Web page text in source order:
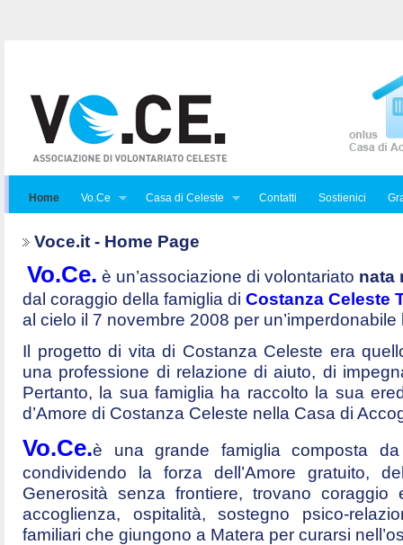
Home Vo.Ce Casa di Celeste Contatti Sostienici
Voce.it - Home Page
Vo.Ce. è un’associazione di volontariato nata
dal coraggio della famiglia di Costanza Celeste
al cielo il 7 novembre 2008 per
Il progetto di vita di Costanza Celeste era
una professione di relazione di aiuto, di
Pertanto, la sua famiglia ha raccolto la sua
d’Amore di Costanza Celeste nella Casa di
Vo.Ce.è una grande famiglia composta
condividendo la forza dell’Amore gratuito,
Generosità senza frontiere, trovano
accoglienza, ospitalità, sostegno psico-
familiari che giungono a Matera per curarsi